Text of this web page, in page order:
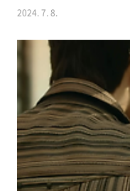
순으로 밤에는 이미진으로 바
7회를 못 보신 분들은 아래의
랍니다. 어제(7일) 방영된 낮
청률 8.4%, 수도권 가구 평
률을 경신했습니다. 그럼 드
겠습니다. 2024.07.07 - [방
2024. 7. 8.